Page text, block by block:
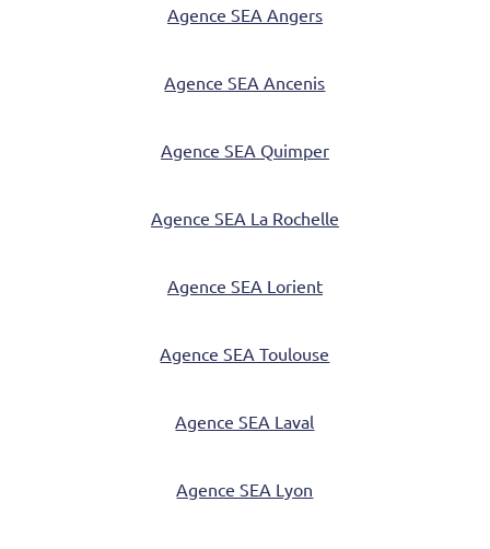
Agence SEA Angers
Agence SEA Ancenis
Agence SEA Quimper
Agence SEA La Rochelle
Agence SEA Lorient
Agence SEA Toulouse
Agence SEA Laval
Agence SEA Lyon